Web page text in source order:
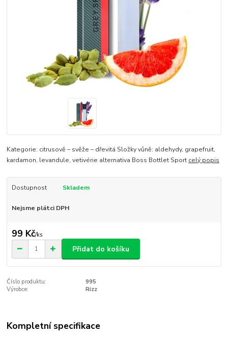
Kategorie: citrusově – svěže – dřevitá Složky vůně: aldehydy, grapefruit,
kardamon, levandule, vetivérie alternativa Boss Bottlet Sport celý popis
Dostupnost Skladem
Nejsme plátci DPH
99 Kč/ks
Přidat do košíku
Číslo produktu:
995
Výrobce:
Rizz
Kompletní specifikace